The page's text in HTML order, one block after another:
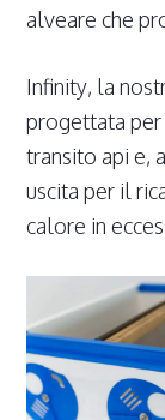
alveare che
Infinity, la
progettata
transito api e,
uscita per il
calore in